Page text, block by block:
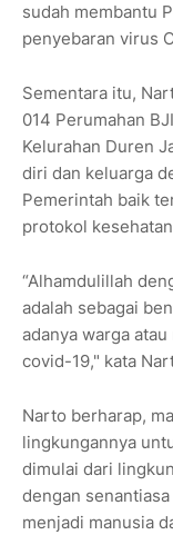
sudah membantu
penyebaran virus
Sementara itu,
014 Perumahan
Kelurahan Duren
diri dan keluarga
Pemerintah baik
protokol
“Alhamdulillah
adalah sebagai
adanya warga
covid-19," kata
Narto berharap,
lingkungannya
dimulai dari
dengan
menjadi manusia